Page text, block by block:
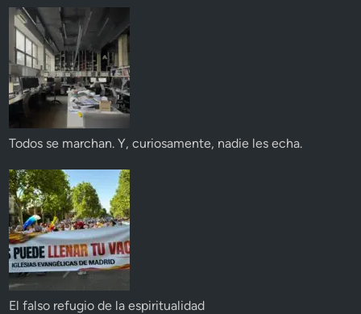
Todos se marchan. Y, curiosamente, nadie les echa.
El falso refugio de la espiritualidad